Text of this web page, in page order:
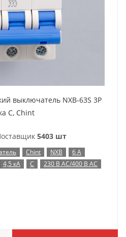
выключатель NXB-63S 3P
C, Chint
5403 шт
Chint NXB
6 А
4,5 кА C 230 В AC/400 В AC